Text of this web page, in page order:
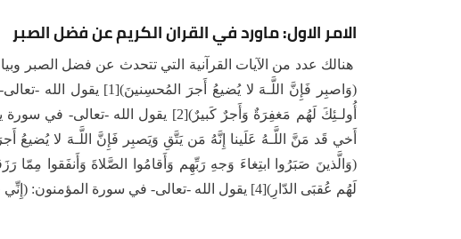
الامر الاول: ماورد في القران الكريم عن فضل الصبر
هنالك عدد من الآيات القرآنية التي تتحدث عن فضل الصبر
(وَاصبِر فَإِنَّ اللَّـهَ لا يُضيعُ
أُولـئِكَ لَهُم مَغفِرَةٌ وَأَجرٌ كَبيرٌ)[2] يقول
(وَالَّذينَ صَبَرُوا ابتِغاءَ وَجهِ رَبِّهِم وَأَقامُوا الصَّلاةَ وَأَنفَقوا مِمّا
لَهُم عُقبَى الدّارِ)[4] يقول الله -تعالى- في سورة المؤمنون: (إِنِّي جَزَيْتُهُمُ الْيَوْمَ بِمَا صَبَرُوا أَنَّهُمْ هُمُ الْفَائِزُونَ)[5].